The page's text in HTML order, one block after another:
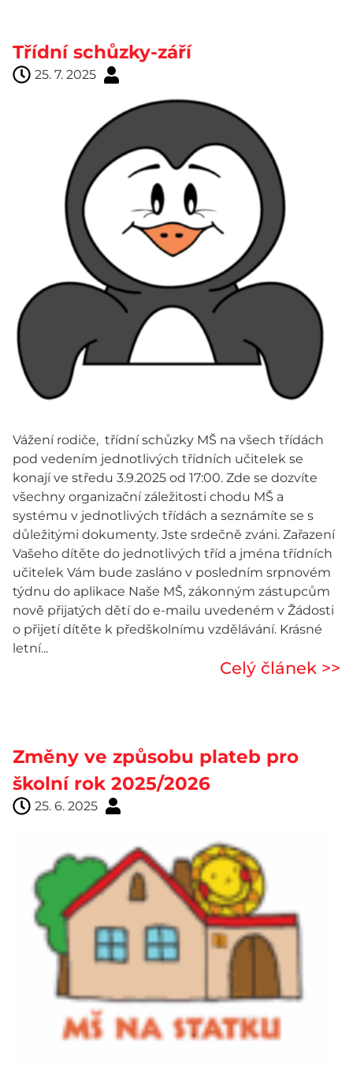
Třídní schůzky-září
25. 7. 2025
Vážení rodiče, třídní schůzky MŠ na všech třídách
pod vedením jednotlivých třídních učitelek se
konají ve středu 3.9.2025 od 17:00. Zde se dozvíte
všechny organizační záležitosti chodu MŠ a
systému v jednotlivých třídách a seznámíte se s
důležitými dokumenty. Jste srdečně zváni. Zařazení
Vašeho dítěte do jednotlivých tříd a jména třídních
učitelek Vám bude zasláno v posledním srpnovém
týdnu do aplikace Naše MŠ, zákonným zástupcům
nově přijatých dětí do e-mailu uvedeném v Žádosti
o přijetí dítěte k předškolnímu vzdělávání. Krásné
letní...
Celý článek >>
Změny ve způsobu plateb pro
školní rok 2025/2026
25. 6. 2025